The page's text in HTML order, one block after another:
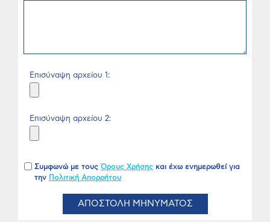
Επισύναψη αρχείου 1:
Επισύναψη αρχείου 2:
Συμφωνώ με τουςΌρους Χρήσης και έχω ενημερωθεί για
την Πολιτική Απορρήτου
ΑΠΟΣΤΟΛΗ ΜΗΝΥΜΑΤΟΣ